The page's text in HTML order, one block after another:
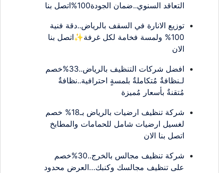
التعاقد السنوي..ضمان الجودة100%اتصل بنا
توزيع الانارة في السقف بالرياض..دقة فنية
100% ولمسة فخامة لكل غرفة✨اتصل بنا
الان
افضل شركات التنظيف بالرياض..33%خصم
لـنظافةٌ مُتكاملةٌ بلمسةٍ احترافية..نظافةٌ
مُتقنةٌ بأسعار مُميزة
شركة تنظيف ارضيات بالرياض بـ18% خصم
لغسيل ارضيات شامل للحمامات والمطابخ
اتصل بنا الان
شركة تنظيف مجالس بالخرج..30%خصم
على تنظيف مجالسك وكنبك…العرض محدود